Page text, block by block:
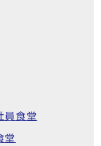
員食堂
堂